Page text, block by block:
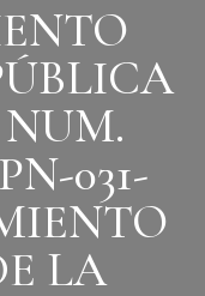
031-
LA